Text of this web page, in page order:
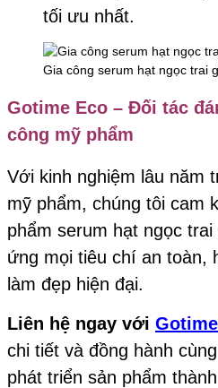
tối ưu nhất.
Gia công serum hạt ngọc trai
Gotime Eco – Đối tác
công mỹ phẩm
Với kinh nghiệm lâu năm
mỹ phẩm, chúng tôi cam
phẩm serum hạt ngọc
ứng mọi tiêu chí an toàn,
làm đẹp hiện đại.
Liên hệ ngay với
chi tiết và đồng hành
phát triển sản phẩm